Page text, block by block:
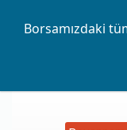
Borsamızdaki